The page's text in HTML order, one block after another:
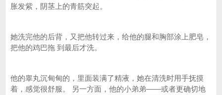
胀发紫，阴茎上的青筋突起。
她洗完他的后背，又把他转过来，给他的腿和胸部涂上肥皂，
把他的鸡巴拖 到最后才洗。
他的睾丸沉甸甸的，里面装满了精液，她在清洗时用手抚摸
着，感觉很舒服。 另一方面，他的小弟弟——或者更确切地